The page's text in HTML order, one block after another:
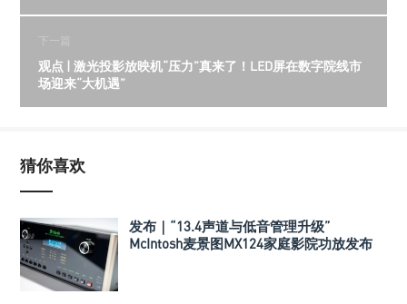
下一篇
观点 | 激光投影放映机“压力”真来了！LED屏在数字院线市
场迎来“大机遇”
猜你喜欢
发布｜“13.4声道与低音管理升级”
McIntosh麦景图MX124家庭影院功放发布